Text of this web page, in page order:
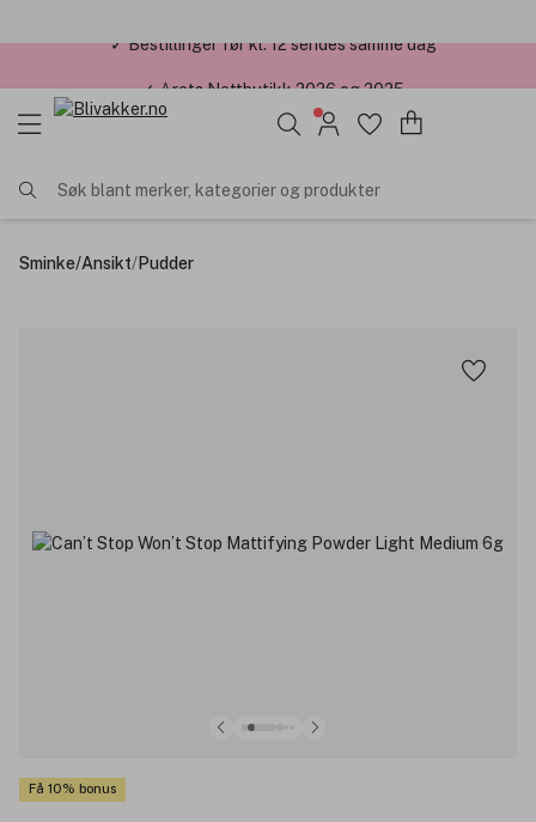
Søk blant merker, kategorier og produkter
Sminke/Ansikt/Pudder
Få 10% bonus